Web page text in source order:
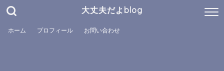
大丈夫だよblog
ホーム プロフィール お問い合わせ